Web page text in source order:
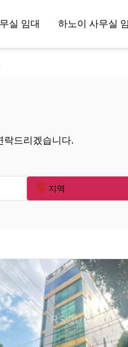
실 임대 하노이 사무실
락드리겠습니다.
지역